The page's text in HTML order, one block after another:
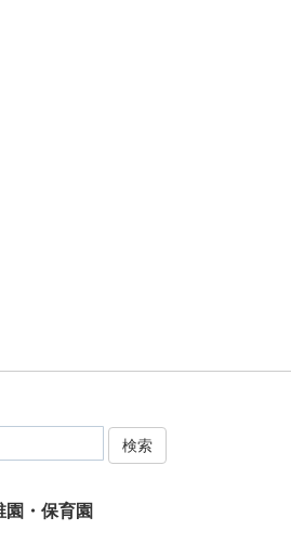
検索
園・保育園